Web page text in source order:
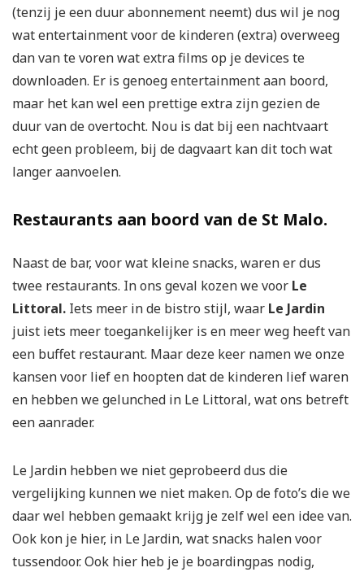
(tenzij je een duur abonnement neemt) dus wil je nog
wat entertainment voor de kinderen (extra) overweeg
dan van te voren wat extra films op je devices te
downloaden. Er is genoeg entertainment aan boord,
maar het kan wel een prettige extra zijn gezien de
duur van de overtocht. Nou is dat bij een nachtvaart
echt geen probleem, bij de dagvaart kan dit toch wat
langer aanvoelen.
Restaurants aan boord van de St Malo.
Naast de bar, voor wat kleine snacks, waren er dus
twee restaurants. In ons geval kozen we voor Le
Littoral. Iets meer in de bistro stijl, waar Le Jardin
juist iets meer toegankelijker is en meer weg heeft van
een buffet restaurant. Maar deze keer namen we onze
kansen voor lief en hoopten dat de kinderen lief waren
en hebben we gelunched in Le Littoral, wat ons betreft
een aanrader.
Le Jardin hebben we niet geprobeerd dus die
vergelijking kunnen we niet maken. Op de foto’s die we
daar wel hebben gemaakt krijg je zelf wel een idee van.
Ook kon je hier, in Le Jardin, wat snacks halen voor
tussendoor. Ook hier heb je je boardingpas nodig,